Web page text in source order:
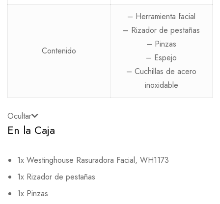
Contenido
– Herramienta facial
– Rizador de pestañas
– Pinzas
– Espejo
– Cuchillas de acero
inoxidable
Ocultar
En la Caja
1x Westinghouse Rasuradora Facial, WH1173
1x Rizador de pestañas
1x Pinzas